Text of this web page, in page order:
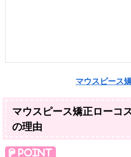
マウスピース
マウスピース矯正ローコ
の理由